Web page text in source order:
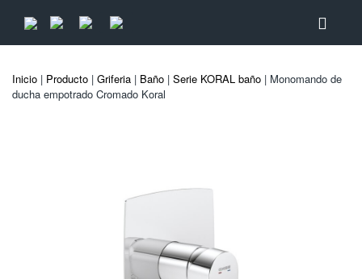
Inicio | Producto | Griferia | Baño | Serie KORAL baño | Monomando de
ducha empotrado Cromado Koral